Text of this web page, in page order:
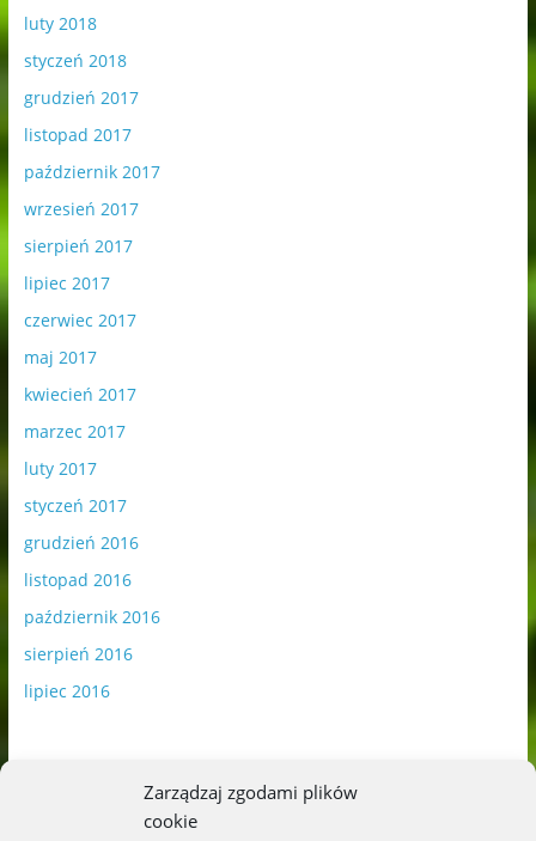
Zarządzaj zgodami plików
cookie
luty 2018
styczeń 2018
grudzień 2017
listopad 2017
październik 2017
wrzesień 2017
sierpień 2017
lipiec 2017
czerwiec 2017
maj 2017
kwiecień 2017
marzec 2017
luty 2017
styczeń 2017
grudzień 2016
listopad 2016
październik 2016
sierpień 2016
lipiec 2016